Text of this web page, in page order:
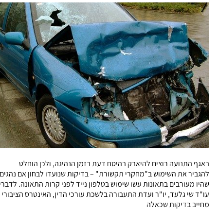
באגף התנועה רוצים להיאבק בהיסח דעת בזמן הנהיגה, ולכן הוחלט
להגביר את השימוש ב"מחקרי תקשורת" – בדיקות שנועדו לבחון אם נהגים
שהיו מעורבים בתאונות עשו שימוש בטלפון נייד לפני קרות התאונה. לדברי
עו"ד שי גלעד, יו"ר ועדת התעבורה בלשכת עורכי הדין, האינטרס הציבורי
מחייב בדיקות שכאלה